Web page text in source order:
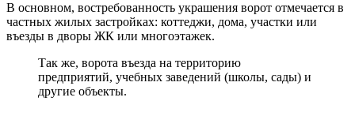
В основном, востребованность украшения ворот отмечается в
частных жилых застройках: коттеджи, дома, участки или
въезды в дворы ЖК или многоэтажек.
Так же, ворота въезда на территорию
предприятий, учебных заведений (школы, сады) и
другие объекты.